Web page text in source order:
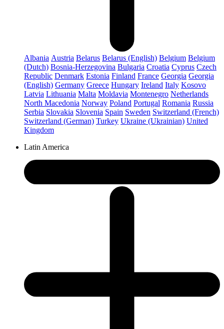
Albania Austria Belarus Belarus (English) Belgium Belgium
(Dutch) Bosnia-Herzegovina Bulgaria Croatia Cyprus Czech
Republic Denmark Estonia Finland France Georgia Georgia
(English) Germany Greece Hungary Ireland Italy Kosovo
Latvia Lithuania Malta Moldavia Montenegro Netherlands
North Macedonia Norway Poland Portugal Romania Russia
Serbia Slovakia Slovenia Spain Sweden Switzerland (French)
Switzerland (German) Turkey Ukraine (Ukrainian) United
Kingdom
Latin America